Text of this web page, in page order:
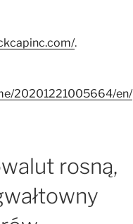
.
20201221005664/en/
rosną,